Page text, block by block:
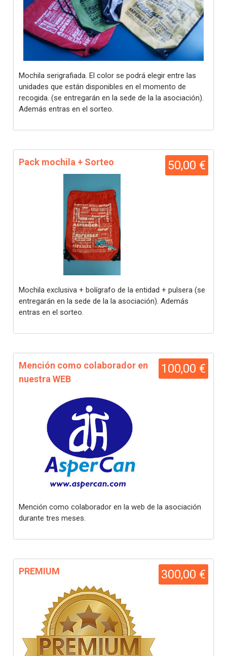
Mochila serigrafiada. El color se podrá elegir entre las
unidades que están disponibles en el momento de
recogida. (se entregarán en la sede de la la asociación).
Además entras en el sorteo.
50,00 €
Pack mochila + Sorteo
Mochila exclusiva + bolígrafo de la entidad + pulsera (se
entregarán en la sede de la la asociación). Además
entras en el sorteo.
100,00 €
Mención como colaborador en
nuestra WEB
Mención como colaborador en la web de la asociación
durante tres meses.
300,00 €
PREMIUM